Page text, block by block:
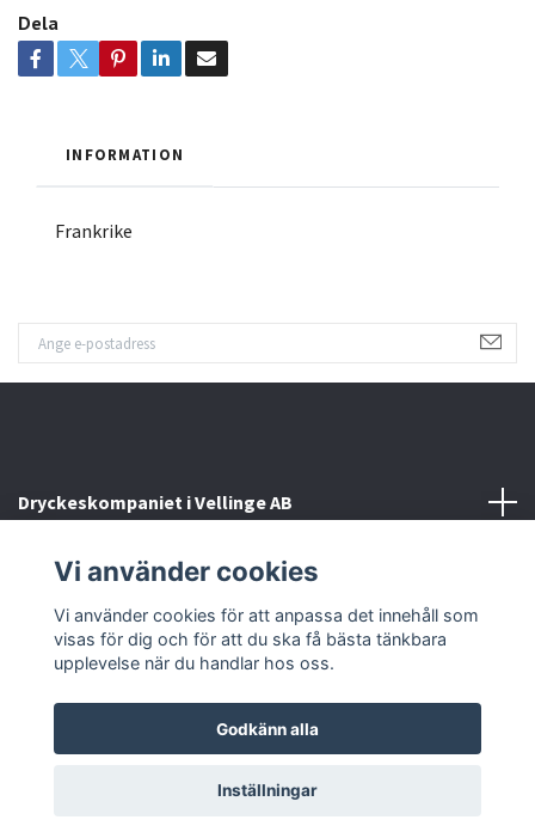
Dela
INFORMATION
Frankrike
Dryckeskompaniet i Vellinge AB
Kontakta oss
Sociala medier
© 2026 Dryckeskompaniet i Vellinge
Vi använder cookies
Vi använder cookies för att anpassa det innehåll som
visas för dig och för att du ska få bästa tänkbara
upplevelse när du handlar hos oss.
Godkänn alla
Inställningar